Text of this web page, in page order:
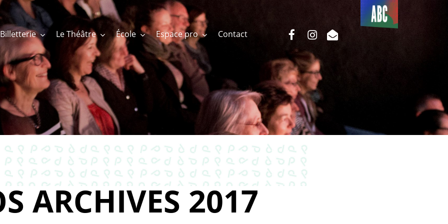
Billetterie Le Théâtre École Espace pro Contact
Du côté
de l’ABC
facebookinstagram
email
ARCHIVES 2017